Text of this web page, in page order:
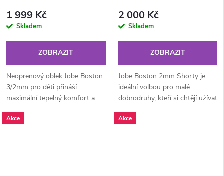
1 999 Kč
Skladem
ZOBRAZIT
Neoprenový oblek Jobe Boston
3/2mm pro děti přináší
maximální tepelný komfort a
flexibilitu! Díky plně strečovému
neoprenu a inovativním...
2 000 Kč
Skladem
ZOBRAZIT
Jobe Boston 2mm Shorty je
ideální volbou pro malé
dobrodruhy, kteří si chtějí užívat
vodní sporty v maximálním
pohodlí! Tento plně strečový...
Akce Akce